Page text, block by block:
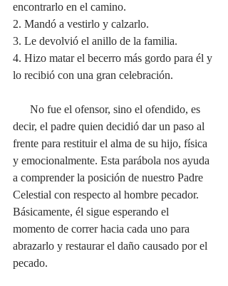
encontrarlo en el camino.
2. Mandó a vestirlo y calzarlo.
3. Le devolvió el anillo de la familia.
4. Hizo matar el becerro más gordo para él y
lo recibió con una gran celebración.
decir, el padre quien decidió dar un paso al
frente para restituir el alma de su hijo, física
y emocionalmente. Esta parábola nos ayuda
a comprender la posición de nuestro Padre
Celestial con respecto al hombre pecador.
Básicamente, él sigue esperando el
momento de correr hacia cada uno para
abrazarlo y restaurar el daño causado por el
pecado.